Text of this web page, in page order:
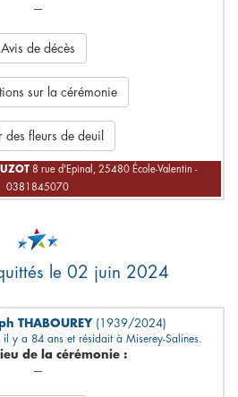
---
Avis de décès
sur la cérémonie
des fleurs de deuil
8 rue d'Epinal, 25480 École-Valentin -
0381845070
quittés le 02 juin 2024
THABOUREY (1939/2024)
il y a 84 ans et résidait à Miserey-Salines.
de la cérémonie :
---